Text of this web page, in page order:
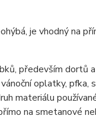
je vhodný na
především dortů
oplatky, pfka,
materiálu
na smetanové